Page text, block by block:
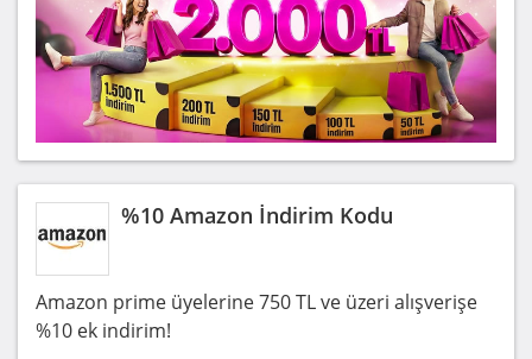
%10 Amazon İndirim Kodu
Amazon prime üyelerine 750 TL ve üzeri alışverişe
%10 ek indirim!